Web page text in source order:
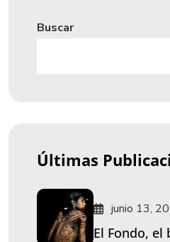
Buscar
Últimas
junio 13,
El Fondo, el